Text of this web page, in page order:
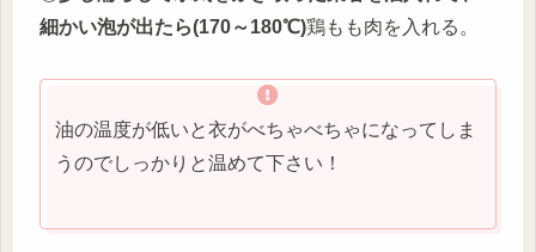
細かい泡が出たら(170～180℃)鶏もも肉を入れる。
油の温度が低いと衣がべちゃべちゃになってしま
うのでしっかりと温めて下さい！